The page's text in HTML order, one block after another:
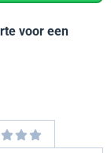
voor een